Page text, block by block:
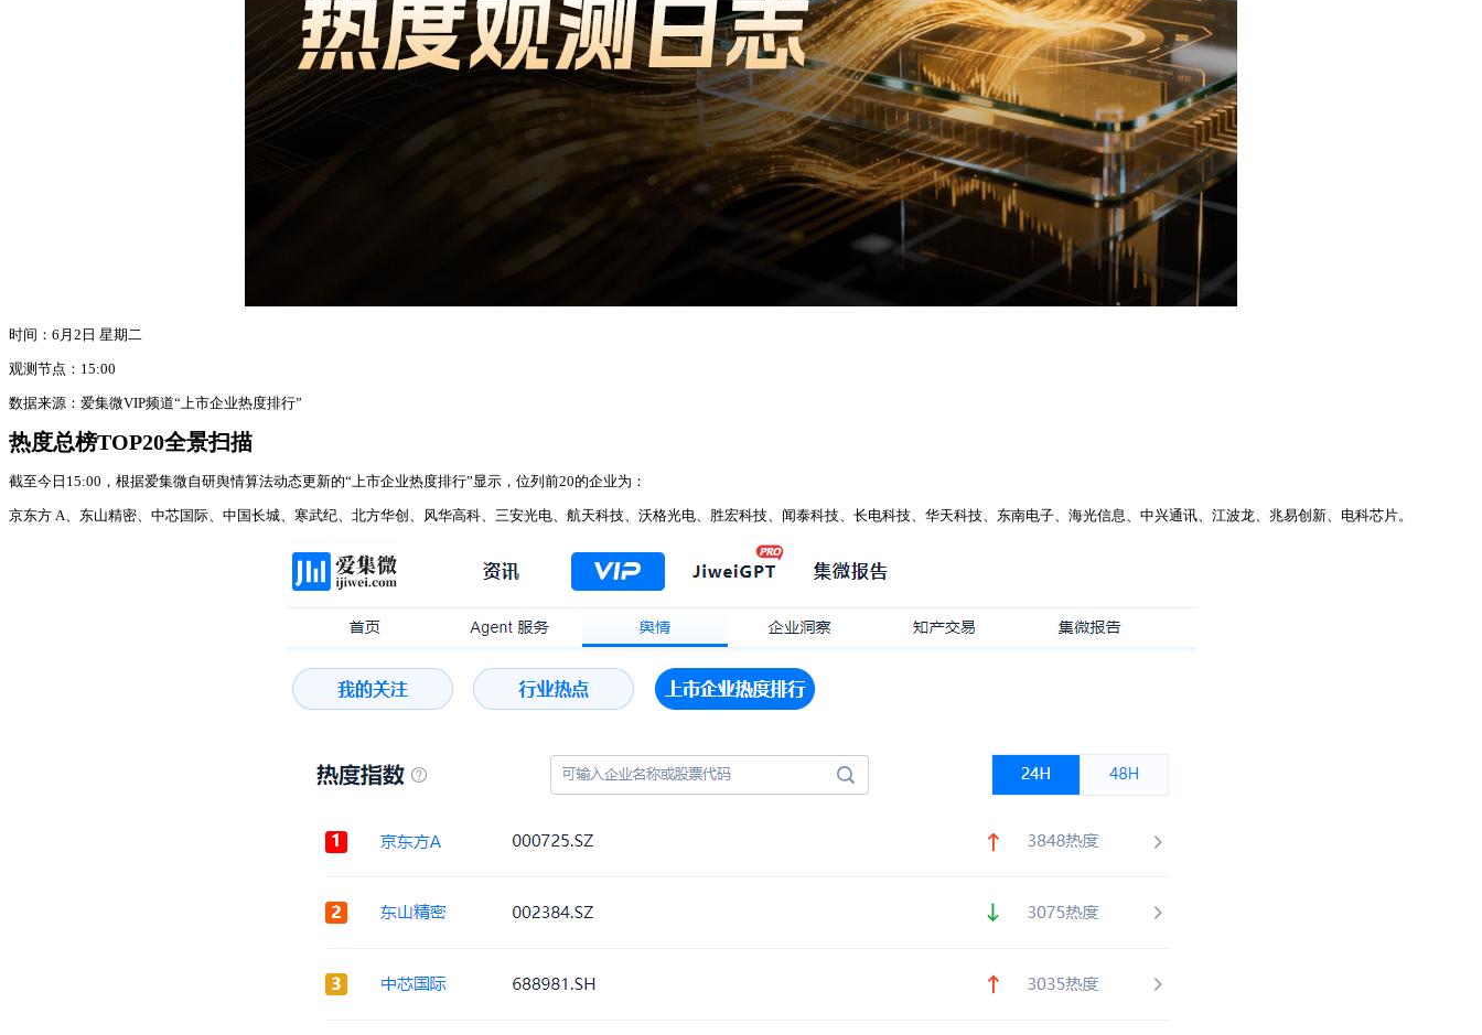
时间：6月2日 星期二
观测节点：15:00
数据来源：爱集微VIP频道“上市企业热度排行”
热度总榜TOP20全景扫描
截至今日15:00，根据爱集微自研舆情算法动态更新的“上市企业热度排行”显示，位列前20的企业为：
京东方 A、东山精密、中芯国际、中国长城、寒武纪、北方华创、风华高科、三安光电、航天科技、沃格光电、胜宏科技、闻泰科技、长电科技、华天科技、东南电子、海光信息、中兴通讯、江波龙、兆易创新、电科芯片。